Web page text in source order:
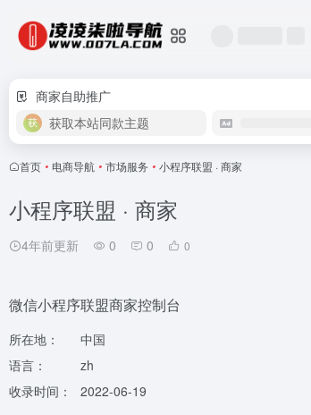
商家自助推广
获取本站同款主题
首页 • 电商导航 • 市场服务 • 小程序联盟 · 商家
小程序联盟 · 商家
4年前更新 0 0 0
微信小程序联盟商家控制台
所在地：
中国
语言：
zh
收录时间：
2022-06-19